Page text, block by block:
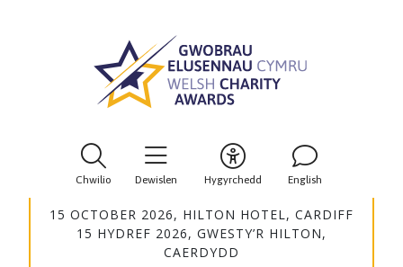
Chwilio Dewislen Hygyrchedd English
15 OCTOBER 2026, HILTON HOTEL, CARDIFF
15 HYDREF 2026, GWESTY’R HILTON,
CAERDYDD